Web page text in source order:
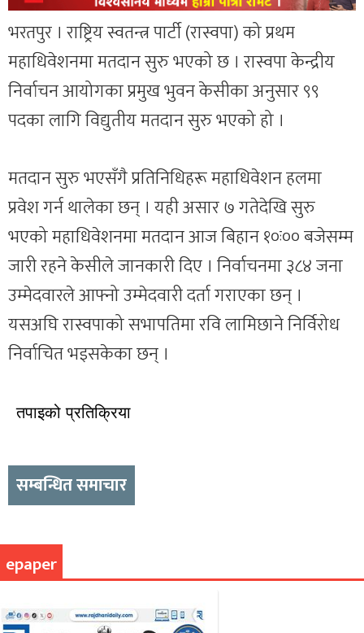
भरतपुर । राष्ट्रिय स्वतन्त्र पार्टी (रास्वपा) को प्रथम
महाधिवेशनमा मतदान सुरु भएको छ । रास्वपा केन्द्रीय
निर्वाचन आयोगका प्रमुख भुवन केसीका अनुसार ९९
पदका लागि विद्युतीय मतदान सुरु भएको हो ।
मतदान सुरु भएसँगै प्रतिनिधिहरू महाधिवेशन हलमा
प्रवेश गर्न थालेका छन् । यही असार ७ गतेदेखि सुरु
भएको महाधिवेशनमा मतदान आज बिहान १०ः०० बजेसम्म
जारी रहने केसीले जानकारी दिए । निर्वाचनमा ३८४ जना
उम्मेदवारले आफ्नो उम्मेदवारी दर्ता गराएका छन् ।
यसअघि रास्वपाको सभापतिमा रवि लामिछाने निर्विरोध
निर्वाचित भइसकेका छन् ।
तपाइको प्रतिक्रिया
सम्बन्धित समाचार
epaper